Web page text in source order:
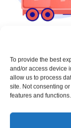
To provide the best
and/or access device
allow us to process
site. Not consenting
features and functions.
Wir sind gerne
KONTAKT